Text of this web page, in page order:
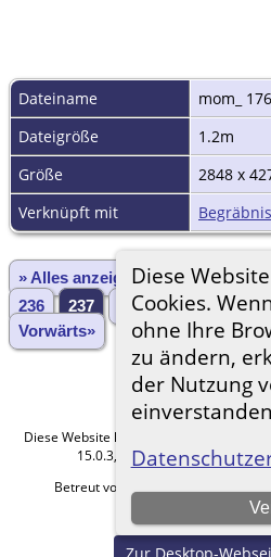
Diese
Cookies.
ohne Ihre
zu ändern,
der Nutzung
Dateiname
mom_
Dateigröße
1.2m
Größe
2848 x
Verknüpft mit
» Alles anzeigen «Zurück
236
237 238 239 240
Vorwärts»
Diese Website läuft mit
15.0.3, programmiert von
Betreut von
Hier geht es zum